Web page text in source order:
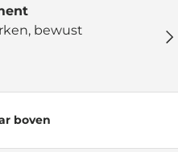
bewust
boven